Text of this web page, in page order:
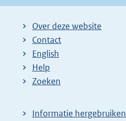
Over deze website
Contact
English
Help
Zoeken
Informatie hergebruiken